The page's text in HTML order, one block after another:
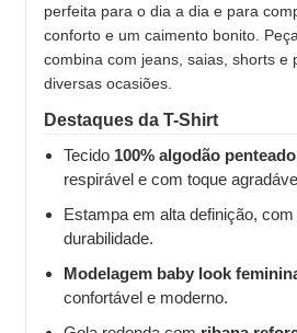
perfeita para o dia a dia e para
conforto e um caimento bonito.
combina com jeans, saias, shorts e
diversas ocasiões.
Destaques da T-Shirt
Tecido 100% algodão
respirável e com toque
Estampa em alta definição,
durabilidade.
Modelagem baby look
confortável e moderno.